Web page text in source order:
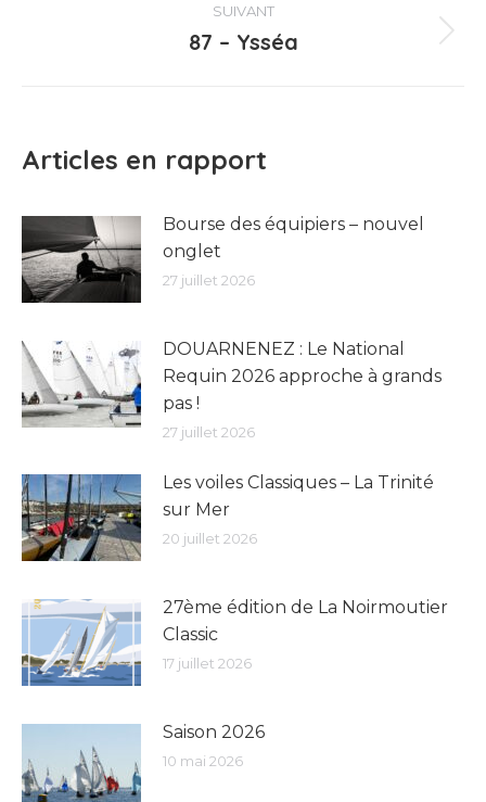
:
SUIVANT
Article
87 – Ysséa
Articles en rapport
Bourse des équipiers – nouvel
onglet
27 juillet 2026
DOUARNENEZ : Le National
Requin 2026 approche à grands
pas !
27 juillet 2026
Les voiles Classiques – La Trinité
sur Mer
20 juillet 2026
27ème édition de La Noirmoutier
Classic
17 juillet 2026
Saison 2026
10 mai 2026